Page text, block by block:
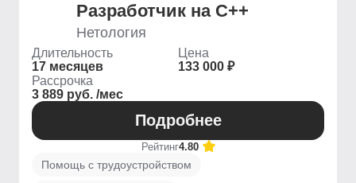
Разработчик на C++
Нетология
Длительность
17 месяцев
Цена
133 000 ₽
Рассрочка
3 889 руб. /мес
Подробнее
Рейтинг4.80
Помощь с трудоустройством